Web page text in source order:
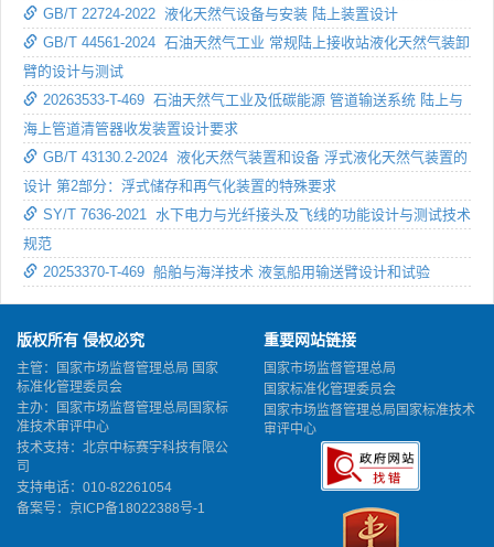
GB/T 22724-2022 液化天然气设备与安装 陆上装置设计
GB/T 44561-2024 石油天然气工业 常规陆上接收站液化天然气装卸
臂的设计与测试
20263533-T-469 石油天然气工业及低碳能源 管道输送系统 陆上与
海上管道清管器收发装置设计要求
GB/T 43130.2-2024 液化天然气装置和设备 浮式液化天然气装置的
设计 第2部分：浮式储存和再气化装置的特殊要求
SY/T 7636-2021 水下电力与光纤接头及飞线的功能设计与测试技术
规范
20253370-T-469 船舶与海洋技术 液氢船用输送臂设计和试验
版权所有 侵权必究
主管：国家市场监督管理总局 国家
标准化管理委员会
主办：国家市场监督管理总局国家标
准技术审评中心
技术支持：北京中标赛宇科技有限公
司
支持电话：010-82261054
备案号： 京ICP备18022388号-1
重要网站链接
国家市场监督管理总局
国家标准化管理委员会
国家市场监督管理总局国家标准技术
审评中心